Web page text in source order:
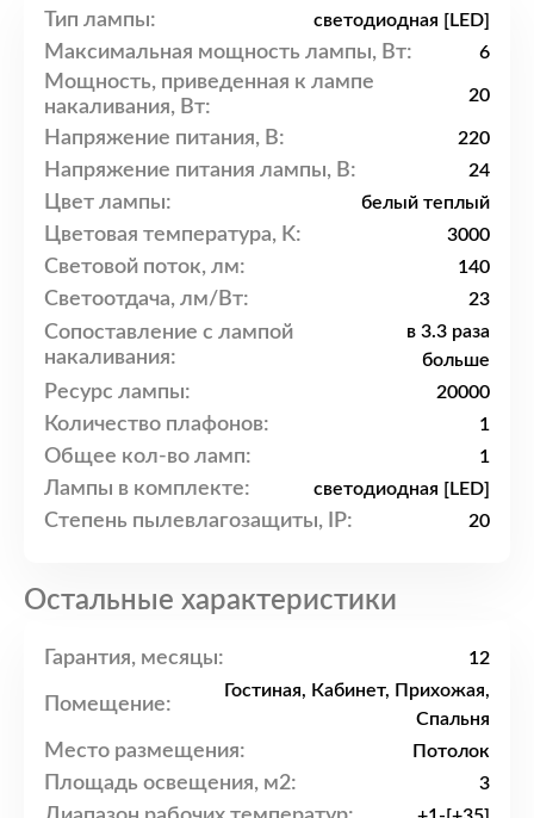
Тип лампы: светодиодная [LED]
Максимальная мощность лампы, Вт: 6
Мощность, приведенная к лампе
накаливания, Вт:
20
Напряжение питания, В: 220
Напряжение питания лампы, В: 24
Цвет лампы: белый теплый
Цветовая температура, K: 3000
Световой поток, лм: 140
Светоотдача, лм/Вт: 23
Сопоставление с лампой
накаливания:
в 3.3 раза
больше
Ресурс лампы: 20000
Количество плафонов: 1
Общее кол-во ламп: 1
Лампы в комплекте: светодиодная [LED]
Степень пылевлагозащиты, IP: 20
Остальные характеристики
Гарантия, месяцы: 12
Помещение:
Гостиная, Кабинет, Прихожая,
Спальня
Место размещения: Потолок
Площадь освещения, м2: 3